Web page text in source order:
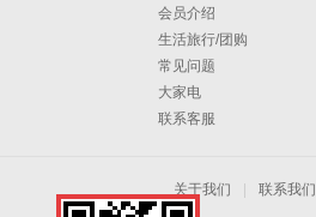
会员介绍
生活旅行/团购
常见问题
大家电
联系客服
关于我们 联系我们